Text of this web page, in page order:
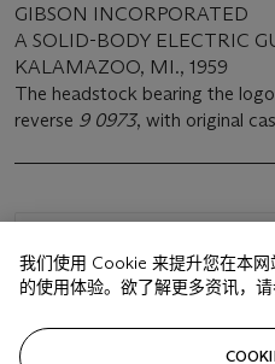
GIBSON INCORPORATED
A SOLID-BODY ELECTRIC
KALAMAZOO, MI., 1959
The headstock bearing the logo
reverse 9 0973
相关文章
我们使用 Cookie 来提升您在本
的使用体验。欲了解更多资讯，